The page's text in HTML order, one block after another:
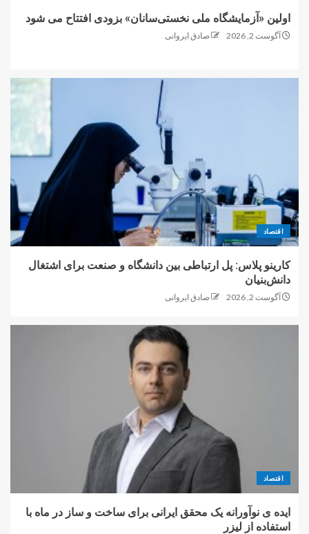
اولین «آزمایشگاه ملی نخستی‌سانان» بزودی افتتاح می شود
آگوست 2, 2026 صادق ایروانی
اقتصاد
کارینو پلاس: پل ارتباطی بین دانشگاه و صنعت برای اشتغال
دانش‌بنیان
آگوست 2, 2026 صادق ایروانی
اقتصاد
ایده ی نوآورانه یک محقق ایرانی برای ساخت و ساز در ماه با
استفاده از لیزر